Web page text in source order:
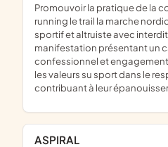
promouvoir la pratique de la course à pied hors stade le
running le trail la marche
sportif et altruiste avec
manifestation présentant un
confessionnel et
les valeurs su sport dans le
contribuant à leur
ASPIRAL